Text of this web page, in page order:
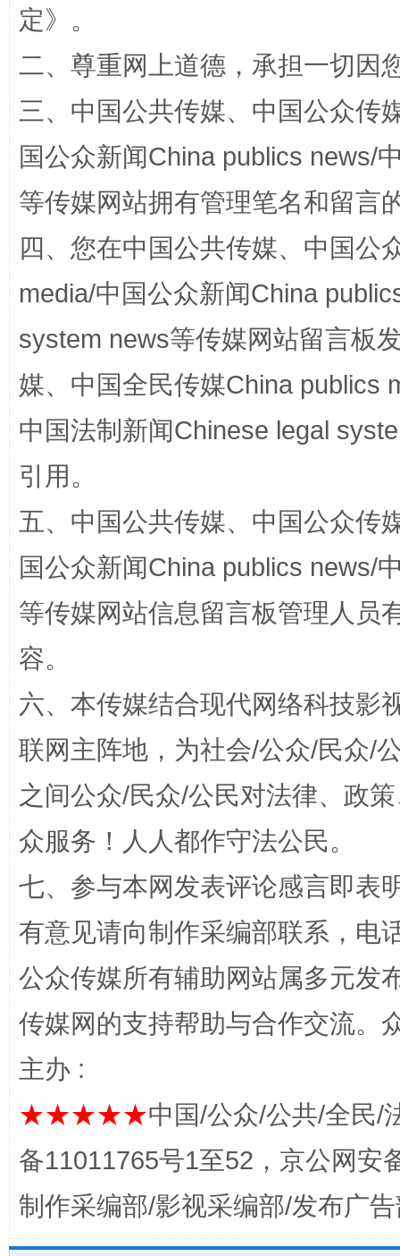
国家大学科技园优化重塑工作
扯下公款旅游的“隐身衣” 如何以
“蜀中异人”王建安的艺术幻境
东山县通报“牛蛙产品抗生素超标问题”
千年窑火 生生不息 一
定》。
二、尊重网上道德，承担一切因
三、中国公共传媒、中国公众传
国公众新闻China publics news/
等传媒网站拥有管理笔名和留言
四、您在中国公共传媒、中国公
media/中国公众新闻China
system news等传媒网站留言板
媒、中国全民传媒China publics
中国法制新闻Chinese legal
引用。
五、中国公共传媒、中国公众传
国公众新闻China publics news/
等传媒网站信息留言板管理人员
容。
六、本传媒结合现代网络科技影
联网主阵地，为社会/公众/民众/
之间公众/民众/公民对法律、政
众服务！人人都作守法公民。
七、参与本网发表评论感言即表
有意见请向制作采编部联系，电
公众传媒所有辅助网站属多元发
传媒网的支持帮助与合作交流。
主办 :
★★★★★中国/公众/公共/全民/
备11011765号1至52，京公网安
制作采编部/影视采编部/发布广